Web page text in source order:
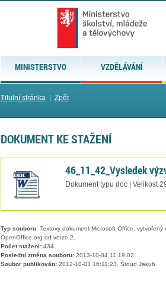
MINISTERSTVO VZDĚLÁVÁNÍ
Titulní stránka| Zpět
DOKUMENT KE STAŽENÍ
46_11_42_Vysledek
Dokument typu doc | Velikost
Typ souboru:Textový dokument Microsoft Office, vytvořený
OpenOffice.org od verze 2.
Počet stažení:434
Poslední změna souboru:2013-10-04 11:19:02
Soubor publikován:2012-10-03 16:11:23, Štoud Jakub